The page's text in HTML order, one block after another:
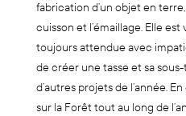
fabrication d’un objet en
cuisson et l’émaillage. Elle est
toujours attendue avec
de créer une tasse et sa
d’autres projets de l’année.
sur la Forêt tout au long de